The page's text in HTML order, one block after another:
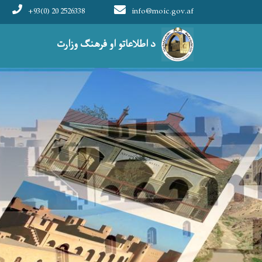
د اطلاعاتو او فرهنګ وزارت
info@moic.gov.af
+93(0) 20 2526338
Main navigation